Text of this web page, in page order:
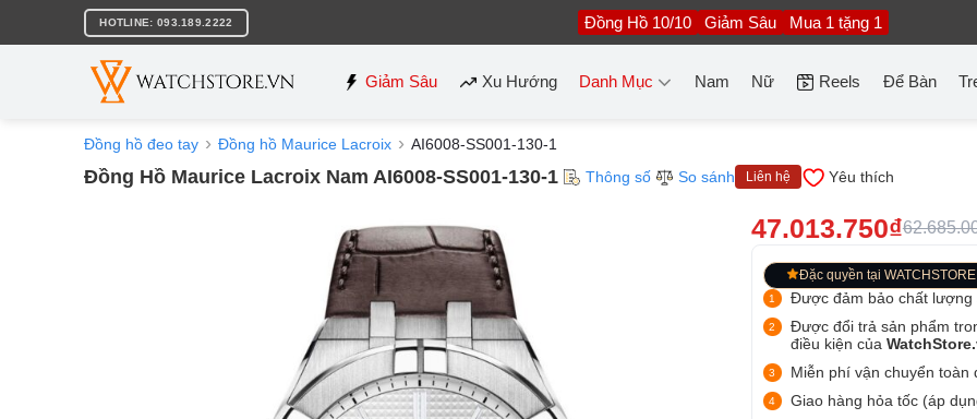
nội
HOTLINE: 093.189.2222 Đồng Hồ 10/10 Giảm Sâu Mua 1 tặng 1
Giảm Sâu Xu Hướng Danh Mục Nam Nữ Reels Để Bàn
Đồng hồ đeo tay Đồng hồ Maurice Lacroix AI6008-SS001-130-1
Đồng Hồ Maurice Lacroix Nam AI6008-SS001-130-1 Thông số So sánh Liên hệ Yêu thích
47.013.750₫
Đặc quyền tại WATCHSTORE
Được đảm bảo chất lượng
Được đổi trả sản phẩm
điều kiện của
Miễn phí vận chuyển toàn
Giao hàng hỏa tốc (áp